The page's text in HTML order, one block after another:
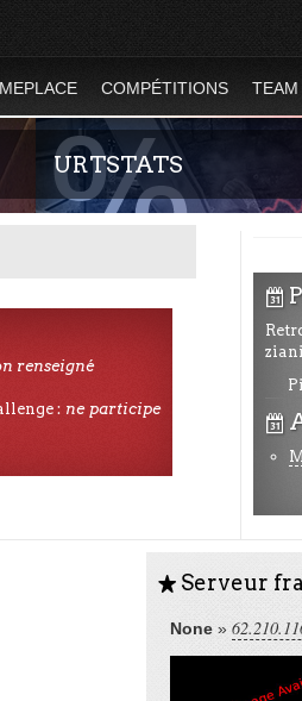
COMPÉTITIONS TEAM
le
URTSTATS
Statistiques globales et en temps
totalité des serveurs d'Urban
l'évolution du nombre de joueurs
renseigné
: ne participe
\
\
S Serveur
None »